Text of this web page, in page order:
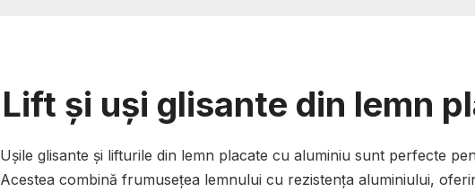
Lift și uși glisante din lemn
Ușile glisante și lifturile din lemn placate cu aluminiu sunt perfecte
Acestea combină frumusețea lemnului cu rezistența aluminiului,